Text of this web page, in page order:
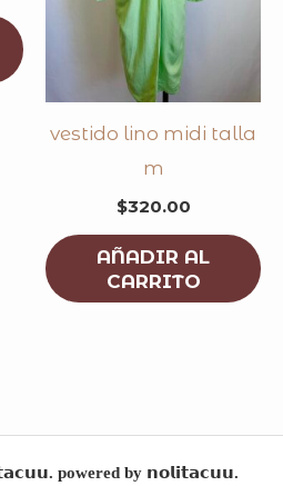
vestido lino midi talla
m
$320.00
AÑADIR AL
CARRITO
powered by 𝗻𝗼𝗹𝗶𝘁𝗮𝗰𝘂𝘂.